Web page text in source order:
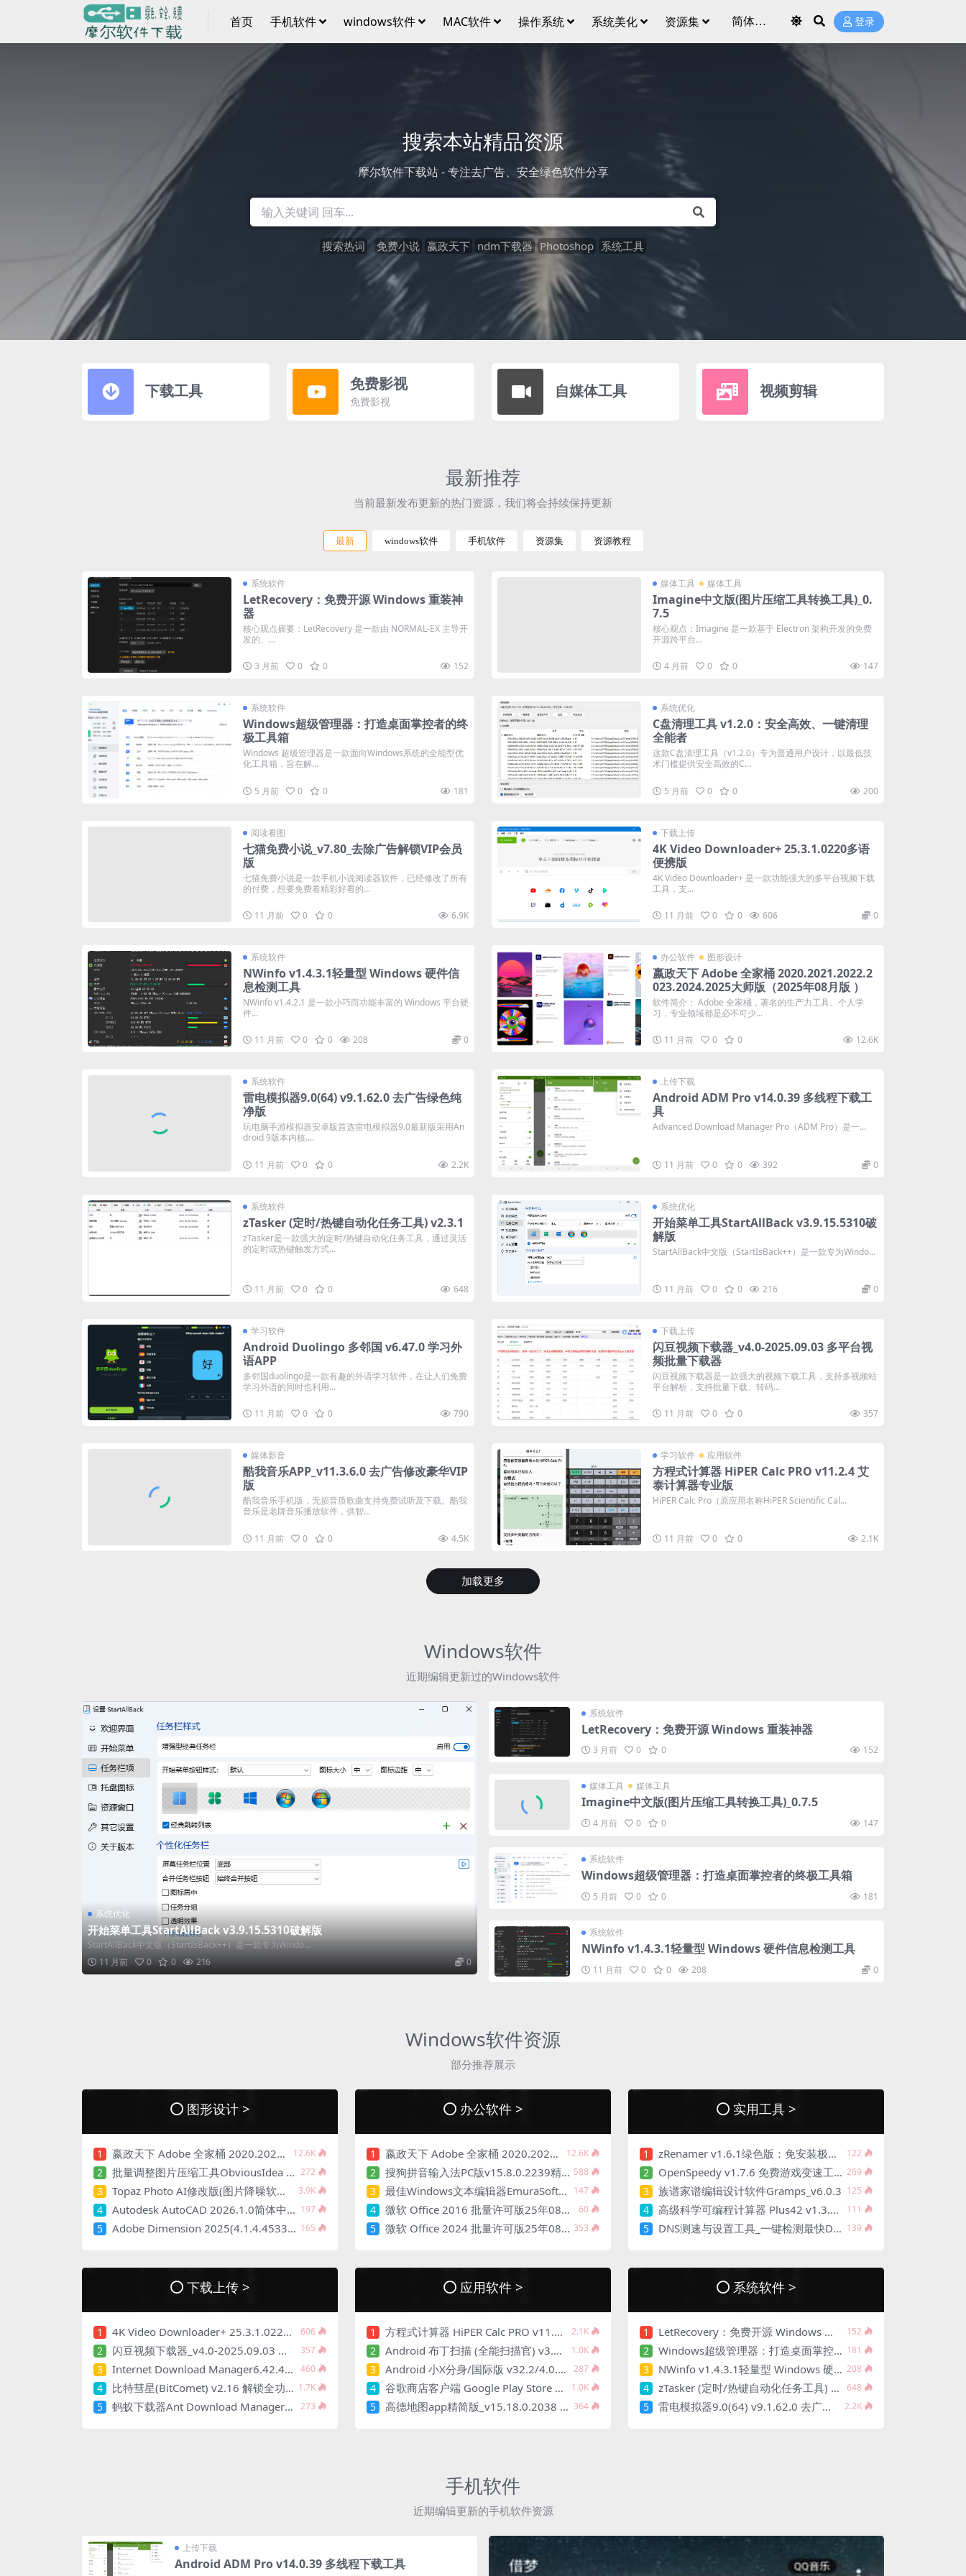
首页 手机软件 windows软件 MAC软件 操作系统 系统美化 资源集 登录
搜索本站精品资源
摩尔软件下载站 - 专注去广告、安全绿色软件分享
搜索热词 免费小说 嬴政天下 ndm下载器 Photoshop 系统工具
下载工具 免费影视
免费影视
自媒体工具 视频剪辑
最新推荐
当前最新发布更新的热门资源，我们将会持续保持更新
最新 windows软件 手机软件 资源集 资源教程
系统软件
LetRecovery：免费开源 Windows 重装神
器
核心观点摘要：LetRecovery 是一款由 NORMAL-EX 主导开
发的、...
3 月前 0 0 152
媒体工具 媒体工具
Imagine中文版(图片压缩工具转换工具)_0.
7.5
核心观点：Imagine 是一款基于 Electron 架构开发的免费
开源跨平台...
4 月前 0 0 147
系统软件
Windows超级管理器：打造桌面掌控者的终
极工具箱
Windows 超级管理器是一款面向Windows系统的全能型优
化工具箱，旨在解...
5 月前 0 0 181
系统优化
C盘清理工具 v1.2.0：安全高效、一键清理
全能者
这款C盘清理工具（v1.2.0）专为普通用户设计，以最低技
术门槛提供安全高效的C...
5 月前 0 0 200
阅读看图
七猫免费小说_v7.80_去除广告解锁VIP会员
版
七猫免费小说是一款手机小说阅读器软件，已经修改了所有
的付费，想要免费看精彩好看的...
11 月前 0 0 6.9K
下载上传
4K Video Downloader+ 25.3.1.0220多语
便携版
4K Video Downloader+ 是一款功能强大的多平台视频下载
工具，支...
11 月前 0 0 606 0
系统软件
NWinfo v1.4.3.1轻量型 Windows 硬件信
息检测工具
NWinfo v1.4.2.1 是一款小巧而功能丰富的 Windows 平台硬
件...
11 月前 0 0 208 0
办公软件 图形设计
嬴政天下 Adobe 全家桶 2020.2021.2022.2
023.2024.2025大师版（2025年08月版 ）
软件简介： Adobe 全家桶，著名的生产力工具。个人学
习，专业领域都是必不可少...
11 月前 0 0 12.6K
系统软件
雷电模拟器9.0(64) v9.1.62.0 去广告绿色纯
净版
玩电脑手游模拟器安卓版首选雷电模拟器9.0最新版采用An
droid 9版本内核....
11 月前 0 0 2.2K
上传下载
Android ADM Pro v14.0.39 多线程下载工
具
Advanced Download Manager Pro（ADM Pro）是一...
11 月前 0 0 392 0
系统软件
zTasker (定时/热键自动化任务工具) v2.3.1
zTasker是一款强大的定时/热键自动化任务工具，通过灵活
的定时或热键触发方式...
11 月前 0 0 648
系统优化
开始菜单工具StartAllBack v3.9.15.5310破
解版
StartAllBack中文版（StartIsBack++）是一款专为Windo...
11 月前 0 0 216 0
学习软件
Android Duolingo 多邻国 v6.47.0 学习外
语APP
多邻国duolingo是一款有趣的外语学习软件，在让人们免费
学习外语的同时也利用...
11 月前 0 0 790
下载上传
闪豆视频下载器_v4.0-2025.09.03 多平台视
频批量下载器
闪豆视频下载器是一款强大的视频下载工具，支持多视频站
平台解析，支持批量下载、转码...
11 月前 0 0 357
媒体影音
酷我音乐APP_v11.3.6.0 去广告修改豪华VIP
版
酷我音乐手机版，无损音质歌曲支持免费试听及下载。酷我
音乐是老牌音乐播放软件，供智...
11 月前 0 0 4.5K
学习软件 应用软件
方程式计算器 HiPER Calc PRO v11.2.4 艾
泰计算器专业版
HiPER Calc Pro（原应用名称HiPER Scientific Cal...
11 月前 0 0 2.1K
加载更多
Windows软件
近期编辑更新过的Windows软件
系统优化
开始菜单工具StartAllBack v3.9.15.5310破解版
StartAllBack中文版（StartIsBack++）是一款专为Windo...
11 月前
0 0 216 0
系统软件
LetRecovery：免费开源 Windows 重装神器
3 月前 0 0 152
媒体工具 媒体工具
Imagine中文版(图片压缩工具转换工具)_0.7.5
4 月前 0 0 147
系统软件
Windows超级管理器：打造桌面掌控者的终极工具箱
5 月前 0 0 181
系统软件
NWinfo v1.4.3.1轻量型 Windows 硬件信息检测工具
11 月前 0 0 208 0
Windows软件资源
部分推荐展示
图形设计 >
1 嬴政天下 Adobe 全家桶 2020.2021.2022.2023.2024.2025大师版（2025年08月版 ） 12.6K
2 批量调整图片压缩工具ObviousIdea Light Image Resizer v7.3.0 272
3 Topaz Photo AI修改版(图片降噪软件) v4.0.3 3.9K
4 Autodesk AutoCAD 2026.1.0简体中文修改版 197
5 Adobe Dimension 2025(4.1.4.4533)设计软件_Repack 165
办公软件 >
1 嬴政天下 Adobe 全家桶 2020.2021.2022.2023.2024.2025大师版（2025年08月版 ） 12.6K
2 搜狗拼音输入法PC版v15.8.0.2239精简优化版 588
3 最佳Windows文本编辑器EmuraSoft_EmEditor_Professional v25.3.0 绿色版 147
4 微软 Office 2016 批量许可版25年08月更新版 60
5 微软 Office 2024 批量许可版25年08月正式版 353
实用工具 >
1 zRenamer v1.6.1绿色版：免安装极速批量重命名 122
2 OpenSpeedy v1.7.6 免费游戏变速工具中文绿色版 269
3 族谱家谱编辑设计软件Gramps_v6.0.3 125
4 高级科学可编程计算器 Plus42 v1.3.8 汉化绿色版 111
5 DNS测速与设置工具_一键检测最快DNS，提升网页访问速度！ 139
下载上传 >
1 4K Video Downloader+ 25.3.1.0220多语便携版 606
2 闪豆视频下载器_v4.0-2025.09.03 多平台视频批量下载器 357
3 Internet Download Manager6.42.42.2(IDM) 460
4 比特彗星(BitComet) v2.16 解锁全功能豪华版 1.7K
5 蚂蚁下载器Ant Download Manager_v2.15.9 273
应用软件 >
1 方程式计算器 HiPER Calc PRO v11.2.4 艾泰计算器专业版 2.1K
2 Android 布丁扫描 (全能扫描官) v3.5.3.2 解锁会员AI高清版 1.0K
3 Android 小X分身/国际版 v32.2/4.0.2 Clone App_去更新解锁高级会员版 287
4 谷歌商店客户端 Google Play Store v47.7.19 1.0K
5 高德地图app精简版_v15.18.0.2038 去广告精简版 364
系统软件 >
1 LetRecovery：免费开源 Windows 重装神器 152
2 Windows超级管理器：打造桌面掌控者的终极工具箱 181
3 NWinfo v1.4.3.1轻量型 Windows 硬件信息检测工具 208
4 zTasker (定时/热键自动化任务工具) v2.3.1 648
5 雷电模拟器9.0(64) v9.1.62.0 去广告绿色纯净版 2.2K
手机软件
近期编辑更新的手机软件资源
上传下载
Android ADM Pro v14.0.39 多线程下载工具